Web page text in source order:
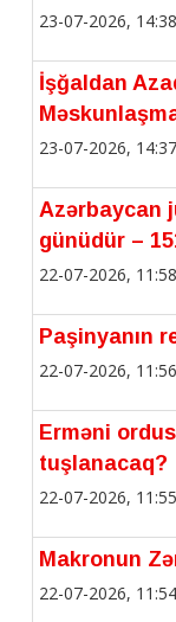
23-07-2026, 14:38
İşğaldan
23-07-2026, 14:37
Azərbaycan
günüdür –
22-07-2026, 11:58
Paşinyanın
22-07-2026, 11:56
Erməni
tuşlanacaq?
22-07-2026, 11:55
Makronun
22-07-2026, 11:54